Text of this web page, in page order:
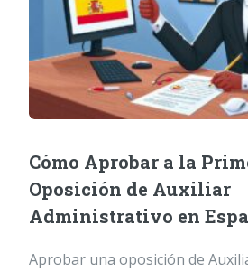
Cómo Aprobar a la
Oposición de Auxiliar
Administrativo en
Aprobar una oposición de